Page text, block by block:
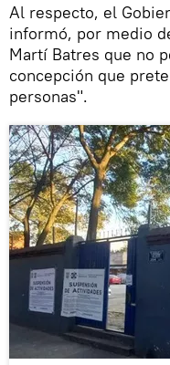
Al respecto, el
informó, por medio
Martí Batres que no
concepción que
personas".